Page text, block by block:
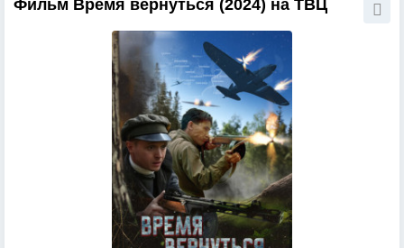
Фильм Время вернуться (2024) на ТВЦ